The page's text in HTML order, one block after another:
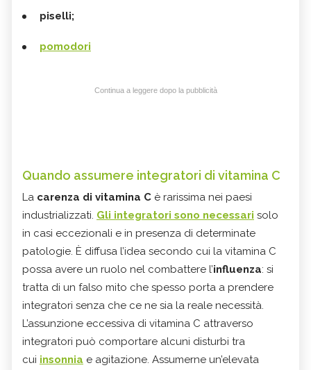
piselli;
pomodori
Continua a leggere dopo la pubblicità
Quando assumere integratori di vitamina C
La carenza di vitamina C è rarissima nei paesi
industrializzati. Gli integratori sono necessari solo
in casi eccezionali e in presenza di determinate
patologie. È diffusa l’idea secondo cui la vitamina C
possa avere un ruolo nel combattere l’influenza: si
tratta di un falso mito che spesso porta a prendere
integratori senza che ce ne sia la reale necessità.
L’assunzione eccessiva di vitamina C attraverso
integratori può comportare alcuni disturbi tra
cui insonnia e agitazione. Assumerne un’elevata